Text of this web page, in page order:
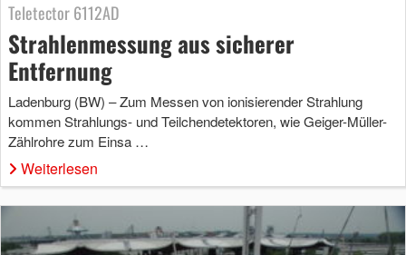
Teletector 6112AD
Strahlenmessung aus sicherer
Entfernung
Ladenburg (BW) – Zum Messen von ionisierender Strahlung
kommen Strahlungs- und Teilchendetektoren, wie Geiger-Müller-
Zählrohre zum Einsa …
Weiterlesen